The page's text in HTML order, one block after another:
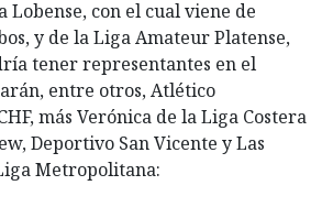
Lobense, con el cual viene de
y de la Liga Amateur Platense,
tener representantes en el
entre otros, Atlético
más Verónica de la Liga Costera
Deportivo San Vicente y Las
Metropolitana: